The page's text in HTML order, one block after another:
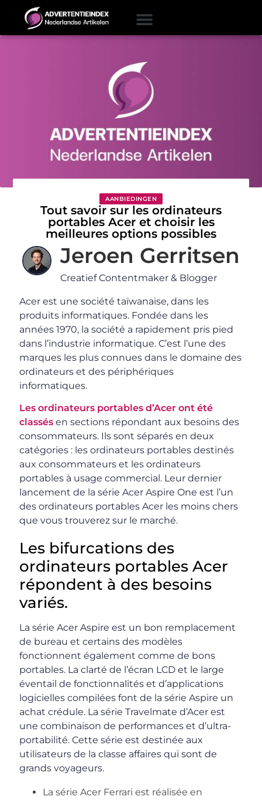
AANBIEDINGEN
Tout savoir sur les ordinateurs
portables Acer et choisir les
meilleures options possibles
Jeroen Gerritsen
Creatief Contentmaker & Blogger
Acer est une société taïwanaise, dans les
produits informatiques. Fondée dans les
années 1970, la société a rapidement pris pied
dans l’industrie informatique. C’est l’une des
marques les plus connues dans le domaine des
ordinateurs et des périphériques
informatiques.
Les ordinateurs portables d’Acer ont été
classés en sections répondant aux besoins des
consommateurs. Ils sont séparés en deux
catégories : les ordinateurs portables destinés
aux consommateurs et les ordinateurs
portables à usage commercial. Leur dernier
lancement de la série Acer Aspire One est l’un
des ordinateurs portables Acer les moins chers
que vous trouverez sur le marché.
Les bifurcations des
ordinateurs portables Acer
répondent à des besoins
variés.
La série Acer Aspire est un bon remplacement
de bureau et certains des modèles
fonctionnent également comme de bons
portables. La clarté de l’écran LCD et le large
éventail de fonctionnalités et d’applications
logicielles compilées font de la série Aspire un
achat crédule. La série Travelmate d’Acer est
une combinaison de performances et d’ultra-
portabilité. Cette série est destinée aux
utilisateurs de la classe affaires qui sont de
grands voyageurs.
La série Acer Ferrari est réalisée en